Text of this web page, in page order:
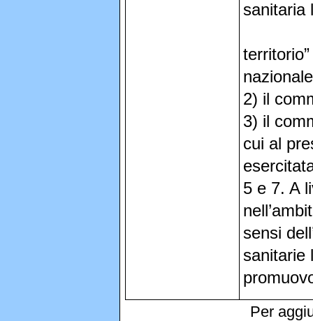
sanitaria
2) il
3) il
cui al
5 e 7. A
sensi
sanitarie
Per